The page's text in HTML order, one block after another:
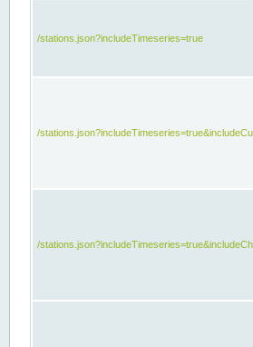
/stations.json?includeTimeseries=true
/
/